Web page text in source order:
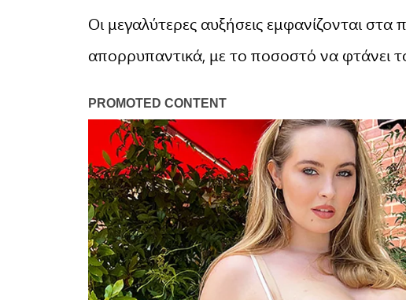
Οι μεγαλύτερες αυξήσεις εμφανίζονται στα
απορρυπαντικά, με το ποσοστό να φτάνει